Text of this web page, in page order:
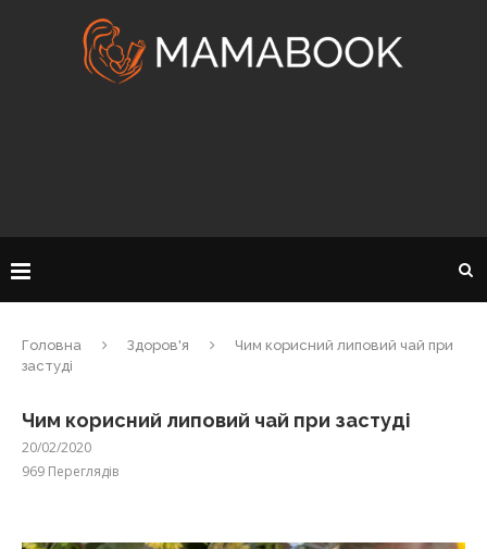
Головна Здоров'я
Чим корисний липовий чай при
застуді
Чим корисний липовий чай при застуді
20/02/2020
969 Переглядів